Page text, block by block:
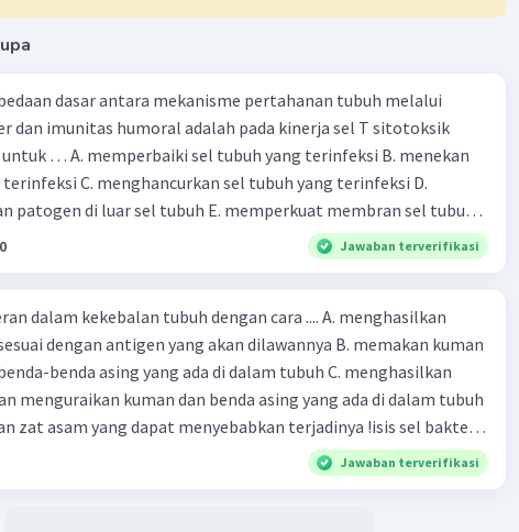
dari tumbuhan dan hewan serta zat kimia C. Membuka
dan menghancurkan sel-sel abnormal yang berasal
yang tidak sesuai dengan fungsi sistem pertahanan
sari-sari makanan ke seluruh tubuh
ini bukanlah fungsi dari sistem pertahanan tubuh, melainkan
fungsi dari sistem pencernaan dan sistem peredaran
Sistem pertahanan tubuh bertanggung jawab untuk
Rating·0.0(0) Balas
dasar antara mekanisme pertahanan tubuh melalui
dan imunitas humoral adalah pada kinerja sel T sitotoksik
… A. memperbaiki sel tubuh yang terinfeksi B. menekan
C. menghancurkan sel tubuh yang terinfeksi D.
patogen di luar sel tubuh E. memperkuat membran sel tubuh
Jawaban terverifikasi
dalam kekebalan tubuh dengan cara .... A. menghasilkan
dengan antigen yang akan dilawannya B. memakan kuman
benda asing yang ada di dalam tubuh C. menghasilkan
menguraikan kuman dan benda asing yang ada di dalam tubuh
zat asam yang dapat menyebabkan terjadinya !isis sel bakteri
Jawaban terverifikasi